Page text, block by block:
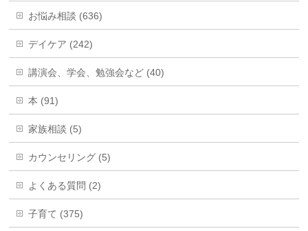
お悩み相談 (636)
デイケア (242)
講演会、学会、勉強会など (40)
本 (91)
家族相談 (5)
カウンセリング (5)
よくある質問 (2)
子育て (375)